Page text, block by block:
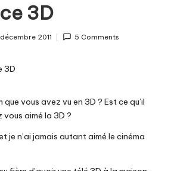
3D
2011 5 Comments
que vous avez vu en 3D ? Est ce qu’il
vous aimé la 3D ?
je n’ai jamais autant aimé le cinéma